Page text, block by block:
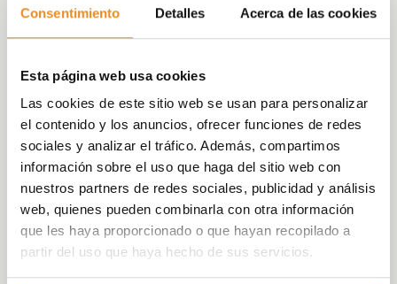
Consentimiento Detalles Acerca de las cookies
Esta página web usa cookies
Las cookies de este sitio web se usan para personalizar
el contenido y los anuncios, ofrecer funciones de redes
sociales y analizar el tráfico. Además, compartimos
información sobre el uso que haga del sitio web con
nuestros partners de redes sociales, publicidad y análisis
web, quienes pueden combinarla con otra información
que les haya proporcionado o que hayan recopilado a
partir del uso que haya hecho de sus servicios.